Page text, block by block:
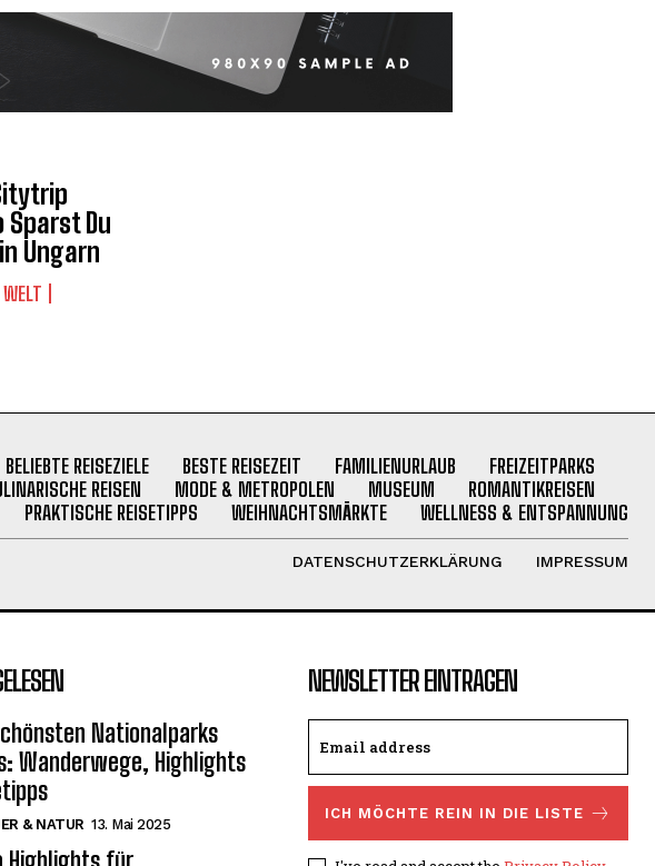
Sparst Du
Ungarn
BELIEBTE REISEZIELE BESTE REISEZEIT FAMILIENURLAUB
FREIZEITPARKS
REISEN MODE & METROPOLEN MUSEUM
ROMANTIKREISEN
PRAKTISCHE REISETIPPS WEIHNACHTSMÄRKTE WELLNESS & ENTSPANNUNG
DATENSCHUTZERKLÄRUNG IMPRESSUM
Nationalparks
Wanderwege, Highlights
& NATUR 13. Mai 2025
NEWSLETTER EINTRAGEN
ICH MÖCHTE REIN IN DIE LISTE